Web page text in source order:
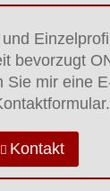
bevorzugt
Sie mir eine
Kontakt